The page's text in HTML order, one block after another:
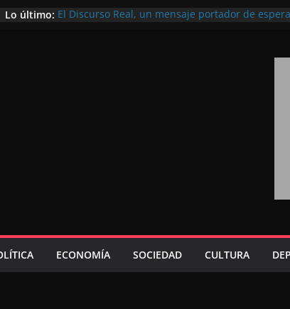
Lo último: El Discurso Real, un mensaje portador de
Extranjero: al servicio de los grandes proyectos
ECONOMÍA SOCIEDAD CULTURA